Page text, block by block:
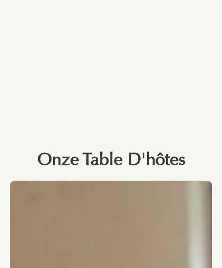
Onze Table D'hôtes